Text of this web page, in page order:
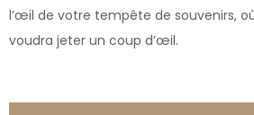
l’œil de votre tempête de souvenirs,
voudra jeter un coup d’œil.